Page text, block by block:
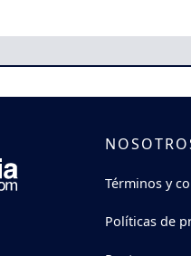
Términos y
Políticas de